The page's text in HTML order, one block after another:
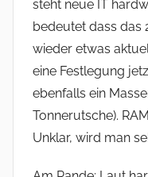
steht neue IT
bedeutet dass das
wieder etwas
eine Festlegung
ebenfalls ein
Tonnerutsche).
Unklar, wird man